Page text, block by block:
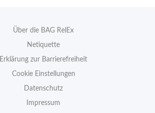
Über die BAG RelEx
Netiquette
Erklärung zur Barrierefreiheit
Cookie Einstellungen
Datenschutz
Impressum